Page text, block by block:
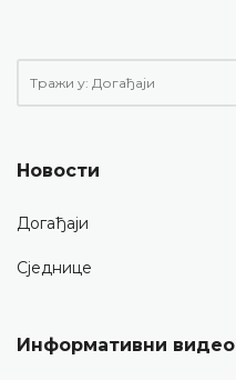
Новости
Догађаји
Сједнице
Информативни видео